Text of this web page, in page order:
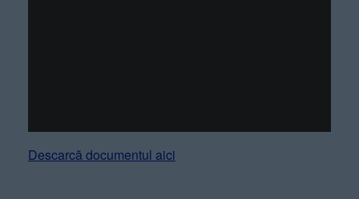
Descarcă documentul aici